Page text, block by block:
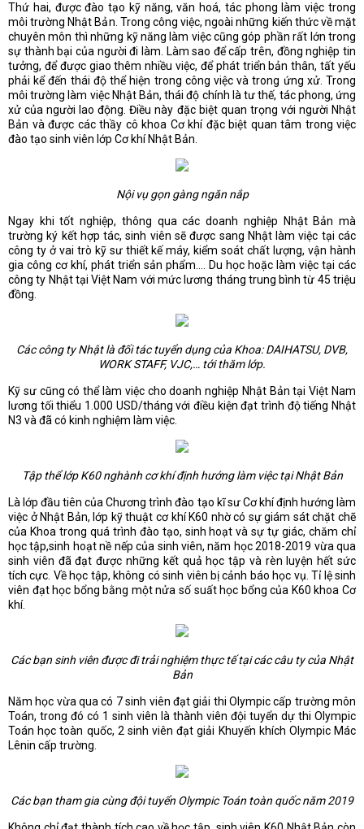
Thứ hai, được đào tạo kỹ năng, văn hoá, tác phong làm việc trong
môi trường Nhật Bản. Trong công việc, ngoài những kiến thức về mặt
chuyên môn thì những kỹ năng làm việc cũng góp phần rất lớn trong
sự thành bại của người đi làm. Làm sao để cấp trên, đồng nghiệp tin
tưởng, để được giao thêm nhiều việc, để phát triển bản thân, tất yếu
phải kể đến thái độ thể hiện trong công việc và trong ứng xử. Trong
môi trường làm việc Nhật Bản, thái độ chính là tư thế, tác phong, ứng
xử của người lao động. Điều này đặc biệt quan trọng với người Nhật
Bản và được các thầy cô khoa Cơ khí đặc biệt quan tâm trong việc
đào tạo sinh viên lớp Cơ khí Nhật Bản.
Nội vụ gọn gàng ngăn nắp
Ngay khi tốt nghiệp, thông qua các doanh nghiệp Nhật Bản mà
trường ký kết hợp tác, sinh viên sẽ được sang Nhật làm việc tại các
công ty ở vai trò kỹ sư thiết kế máy, kiểm soát chất lượng, vận hành
gia công cơ khí, phát triển sản phẩm…. Du học hoặc làm việc tại các
công ty Nhật tại Việt Nam với mức lương tháng trung bình từ 45 triệu
đồng.
Các công ty Nhật là đối tác tuyển dụng của Khoa: DAIHATSU, DVB,
WORK STAFF, VJC,… tới thăm lớp.
Kỹ sư cũng có thể làm việc cho doanh nghiệp Nhật Bản tại Việt Nam
lương tối thiểu 1.000 USD/tháng với điều kiện đạt trình độ tiếng Nhật
N3 và đã có kinh nghiệm làm việc.
Tập thể lớp K60 nghành cơ khí định hướng làm việc tại Nhật Bản
Là lớp đầu tiên của Chương trình đào tạo kĩ sư Cơ khí định hướng làm
việc ở Nhật Bản, lớp kỹ thuật cơ khí K60 nhờ có sự giám sát chặt chẽ
của Khoa trong quá trình đào tạo, sinh hoạt và sự tự giác, chăm chỉ
học tập,sinh hoạt nề nếp của sinh viên, năm học 2018-2019 vừa qua
sinh viên đã đạt được những kết quả học tập và rèn luyện hết sức
tích cực. Về học tập, không có sinh viên bị cảnh báo học vụ. Tỉ lệ sinh
viên đạt học bổng bằng một nửa số suất học bổng của K60 khoa Cơ
khí.
Các bạn sinh viên được đi trải nghiệm thực tế tại các câu ty của Nhật
Bản
Năm học vừa qua có 7 sinh viên đạt giải thi Olympic cấp trường môn
Toán, trong đó có 1 sinh viên là thành viên đội tuyển dự thi Olympic
Toán học toàn quốc, 2 sinh viên đạt giải Khuyến khích Olympic Mác
Lênin cấp trường.
Các bạn tham gia cùng đội tuyển Olympic Toán toàn quốc năm 2019